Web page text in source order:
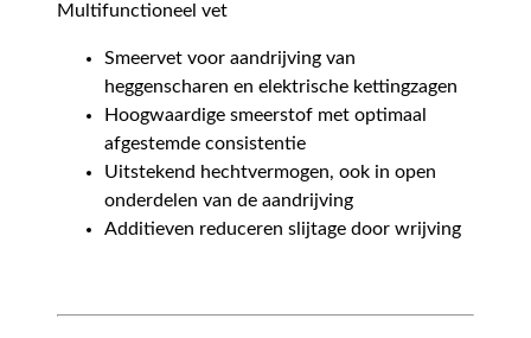
Multifunctioneel vet
Smeervet voor aandrijving van
heggenscharen en elektrische kettingzagen
Hoogwaardige smeerstof met optimaal
afgestemde consistentie
Uitstekend hechtvermogen, ook in open
onderdelen van de aandrijving
Additieven reduceren slijtage door wrijving